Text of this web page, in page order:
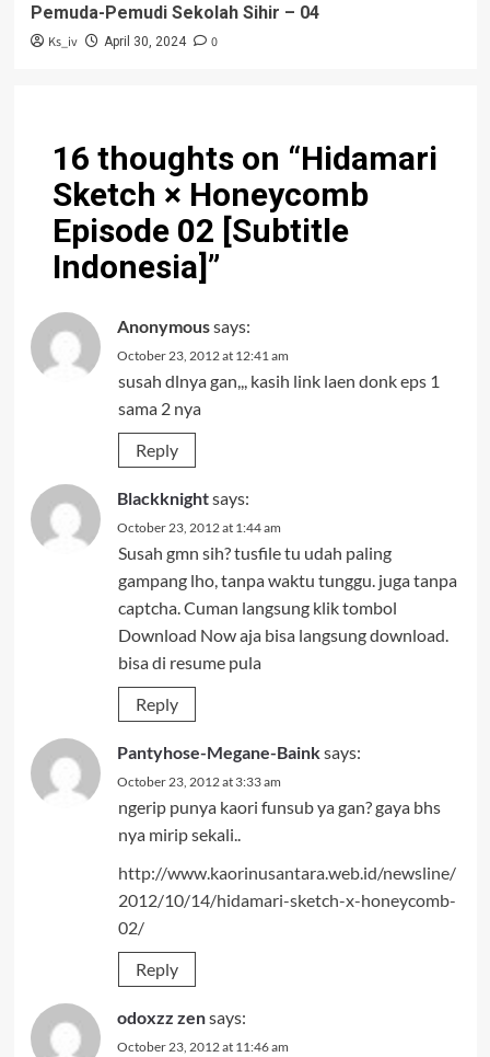
Pemuda-Pemudi Sekolah Sihir – 04
Ks_iv April 30, 2024 0
16 thoughts on “Hidamari
Sketch × Honeycomb
Episode 02 [Subtitle
Indonesia]”
Anonymoussays:
October 23, 2012 at 12:41 am
susah dlnya gan,,, kasih link laen donk eps 1
sama 2 nya
Reply
Blackknightsays:
October 23, 2012 at 1:44 am
Susah gmn sih? tusfile tu udah paling
gampang lho, tanpa waktu tunggu. juga tanpa
captcha. Cuman langsung klik tombol
Download Now aja bisa langsung download.
bisa di resume pula
Reply
Pantyhose-Megane-Bainksays:
October 23, 2012 at 3:33 am
ngerip punya kaori funsub ya gan? gaya bhs
nya mirip sekali..
http://www.kaorinusantara.web.id/newsline/
2012/10/14/hidamari-sketch-x-honeycomb-
02/
Reply
odoxzz zensays:
October 23, 2012 at 11:46 am